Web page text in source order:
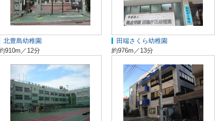
北豊島幼稚園
910m／12分
田端さくら幼稚園
約976m／13分